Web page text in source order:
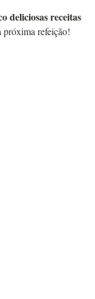
deliciosas receitas
próxima refeição!